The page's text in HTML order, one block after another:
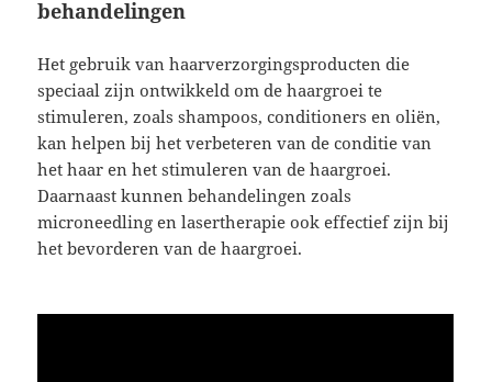
behandelingen
Het gebruik van haarverzorgingsproducten die
speciaal zijn ontwikkeld om de haargroei te
stimuleren, zoals shampoos, conditioners en oliën,
kan helpen bij het verbeteren van de conditie van
het haar en het stimuleren van de haargroei.
Daarnaast kunnen behandelingen zoals
microneedling en lasertherapie ook effectief zijn bij
het bevorderen van de haargroei.